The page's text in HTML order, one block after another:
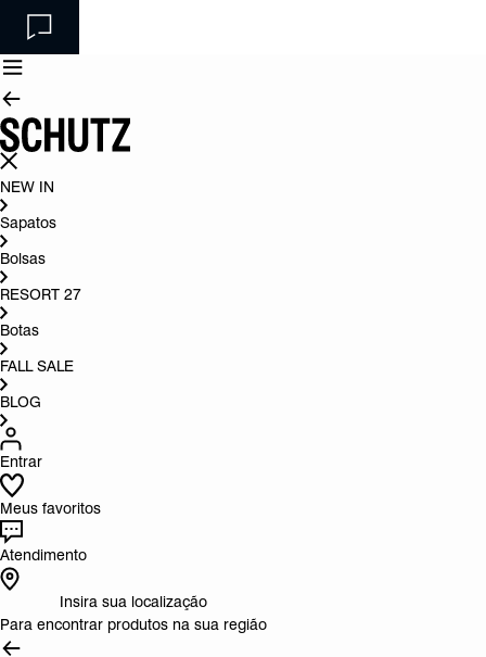
NEW IN
Sapatos
Bolsas
RESORT 27
Botas
FALL SALE
BLOG
Entrar
Meus favoritos
Atendimento
Insira sua localização
Para encontrar produtos na sua região